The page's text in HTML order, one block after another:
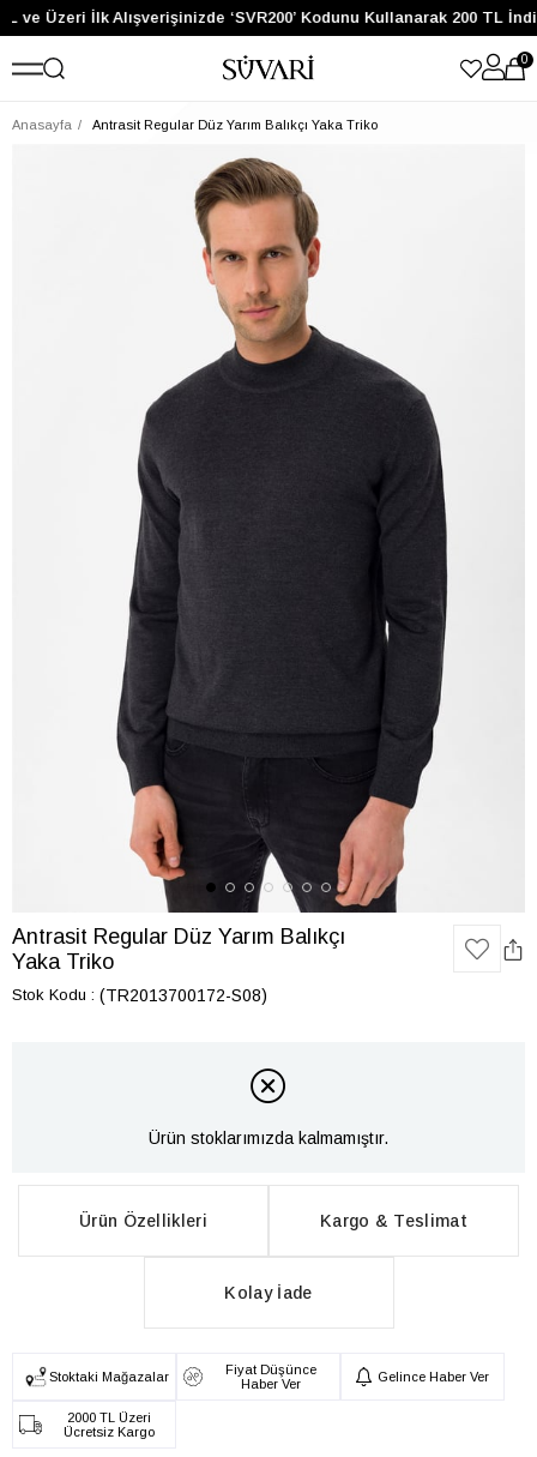
ve Üzeri İlk Alışverişinizde ‘SVR200’ Kodunu Kullanarak 200 TL
0
Anasayfa Antrasit Regular Düz Yarım Balıkçı Yaka Triko
Antrasit Regular Düz Yarım Balıkçı
Yaka Triko
Stok Kodu (TR2013700172-S08)
Ürün stoklarımızda kalmamıştır.
Ürün Özellikleri Kargo & Teslimat
Kolay İade
Stoktaki Mağazalar
Fiyat Düşünce
Haber Ver
Gelince Haber Ver
2000 TL Üzeri
Ücretsiz Kargo